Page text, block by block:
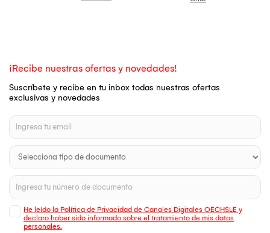
¡Recibe nuestras ofertas y novedades!
Suscríbete y recibe en tu inbox todas nuestras ofertas
exclusivas y novedades
He leído la Política de Privacidad de Canales Digitales OECHSLE y
declaro haber sido informado sobre el tratamiento de mis datos
personales.